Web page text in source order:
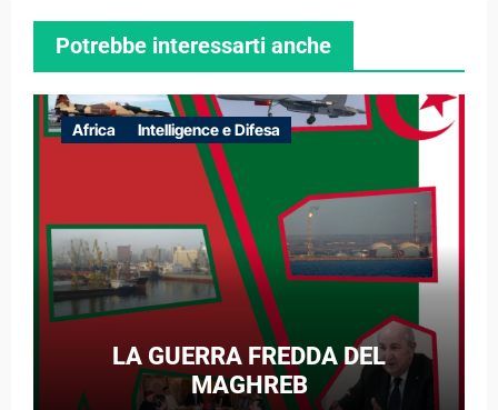
Potrebbe interessarti anche
Africa Intelligence e Difesa
LA GUERRA FREDDA DEL
MAGHREB